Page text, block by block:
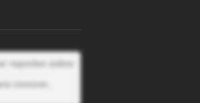
reportes sobre
conocer,